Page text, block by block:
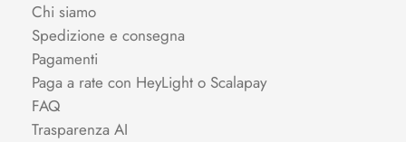
Chi siamo
Spedizione e consegna
Pagamenti
Paga a rate con HeyLight o Scalapay
FAQ
Trasparenza AI